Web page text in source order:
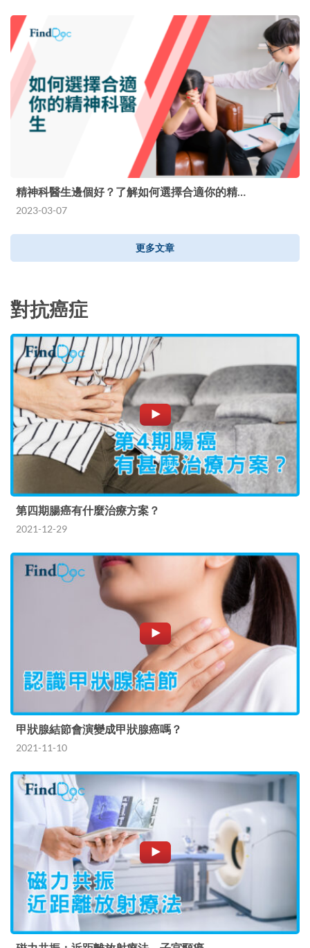
精神科醫生邊個好？了解如何選擇合適你的精…
2023-03-07
更多文章
對抗癌症
第四期腸癌有什麼治療方案？
2021-12-29
甲狀腺結節會演變成甲狀腺癌嗎？
2021-11-10